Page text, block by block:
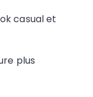
casual et
plus